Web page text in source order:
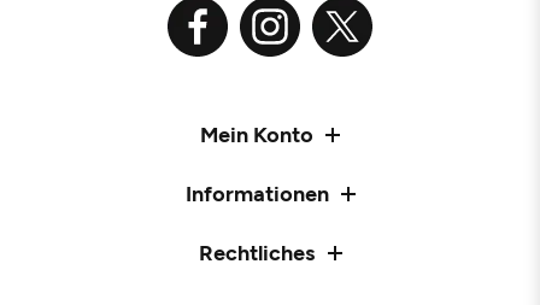
Mein Konto
Informationen
Rechtliches